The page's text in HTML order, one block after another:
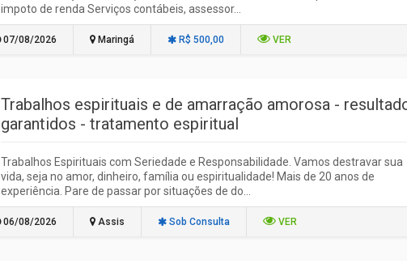
impoto de renda Serviços contábeis, assessor...
07/08/2026 Maringá R$ 500,00 VER
Trabalhos espirituais e de amarração amorosa -
garantidos - tratamento espiritual
Trabalhos Espirituais com Seriedade e Responsabilidade. Vamos destravar sua
vida, seja no amor, dinheiro, família ou espiritualidade! Mais de 20 anos de
experiência. Pare de passar por situações de do...
06/08/2026 Assis Sob Consulta VER